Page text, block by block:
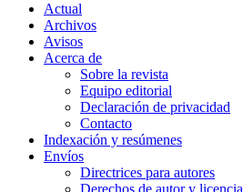
Actual
Archivos
Avisos
Acerca de
Sobre la revista
Equipo editorial
Declaración de privacidad
Contacto
Indexación y resúmenes
Envíos
Directrices para autores
Derechos de autor y licencia